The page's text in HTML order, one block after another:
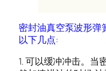
密封油真空泵波形弹
以下几点:
1. 可以缓冲冲击。当